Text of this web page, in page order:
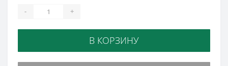
- +
В КОРЗИНУ